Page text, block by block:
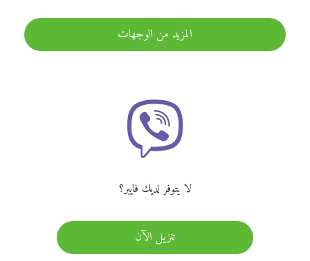
المزيد من الوجهات
لا يتوفر لديك فايبر؟
تنزيل الآن